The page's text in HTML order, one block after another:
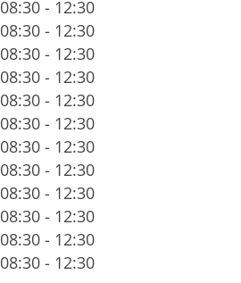
08:30 - 12:30
08:30 - 12:30
08:30 - 12:30
08:30 - 12:30
08:30 - 12:30
08:30 - 12:30
08:30 - 12:30
08:30 - 12:30
08:30 - 12:30
08:30 - 12:30
08:30 - 12:30
08:30 - 12:30